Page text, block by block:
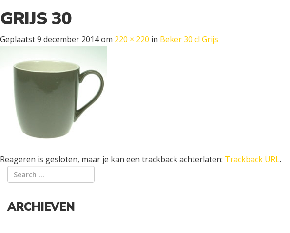
GRIJS 30
Geplaatst9 december 2014om 220 × 220 in Beker 30 cl Grijs
Reageren is gesloten, maar je kan een trackback achterlaten: Trackback URL.
ARCHIEVEN